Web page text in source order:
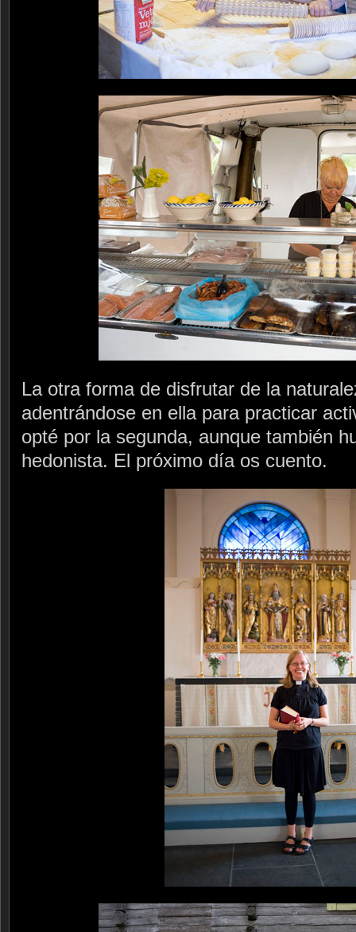
La otra forma de disfrutar de la
adentrándose en ella para practicar
opté por la segunda, aunque también
hedonista. El próximo día os cuento.